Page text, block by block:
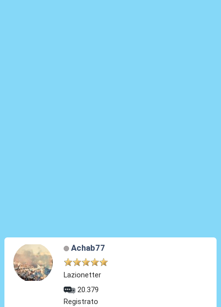
Achab77
Lazionetter
20.379
Registrato